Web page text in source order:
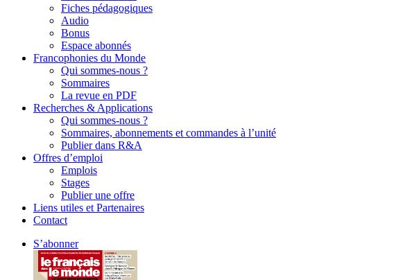
Fiches pédagogiques
Audio
Bonus
Espace abonnés
Francophonies du Monde
Qui sommes-nous ?
Sommaires
La revue en PDF
Recherches & Applications
Qui sommes-nous ?
Sommaires, abonnements et commandes à l’unité
Publier dans R&A
Offres d’emploi
Emplois
Stages
Publier une offre
Liens utiles et Partenaires
Contact
S’abonner